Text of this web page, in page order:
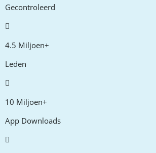
Gecontroleerd
4.5 Miljoen+
Leden
10 Miljoen+
App Downloads